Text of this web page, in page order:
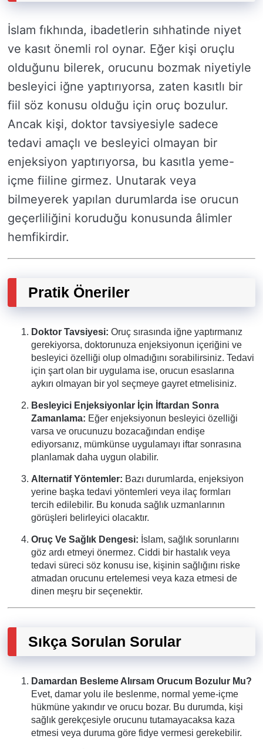
İslam fıkhında, ibadetlerin sıhhatinde niyet
ve kasıt önemli rol oynar. Eğer kişi oruçlu
olduğunu bilerek, orucunu bozmak niyetiyle
besleyici iğne yaptırıyorsa, zaten kasıtlı bir
fiil söz konusu olduğu için oruç bozulur.
Ancak kişi, doktor tavsiyesiyle sadece
tedavi amaçlı ve besleyici olmayan bir
enjeksiyon yaptırıyorsa, bu kasıtla yeme-
içme fiiline girmez. Unutarak veya
bilmeyerek yapılan durumlarda ise orucun
geçerliliğini koruduğu konusunda âlimler
hemfikirdir.
Pratik Öneriler
Doktor Tavsiyesi: Oruç sırasında iğne yaptırmanız
gerekiyorsa, doktorunuza enjeksiyonun içeriğini ve
besleyici özelliği olup olmadığını sorabilirsiniz. Tedavi
için şart olan bir uygulama ise, orucun esaslarına
aykırı olmayan bir yol seçmeye gayret etmelisiniz.
Besleyici Enjeksiyonlar İçin İftardan Sonra
Zamanlama: Eğer enjeksiyonun besleyici özelliği
varsa ve orucunuzu bozacağından endişe
ediyorsanız, mümkünse uygulamayı iftar sonrasına
planlamak daha uygun olabilir.
Alternatif Yöntemler: Bazı durumlarda, enjeksiyon
yerine başka tedavi yöntemleri veya ilaç formları
tercih edilebilir. Bu konuda sağlık uzmanlarının
görüşleri belirleyici olacaktır.
Oruç Ve Sağlık Dengesi: İslam, sağlık sorunlarını
göz ardı etmeyi önermez. Ciddi bir hastalık veya
tedavi süreci söz konusu ise, kişinin sağlığını riske
atmadan orucunu ertelemesi veya kaza etmesi de
dinen meşru bir seçenektir.
Sıkça Sorulan Sorular
Damardan Besleme Alırsam Orucum Bozulur Mu?
Evet, damar yolu ile beslenme, normal yeme-içme
hükmüne yakındır ve orucu bozar. Bu durumda, kişi
sağlık gerekçesiyle orucunu tutamayacaksa kaza
etmesi veya duruma göre fidye vermesi gerekebilir.